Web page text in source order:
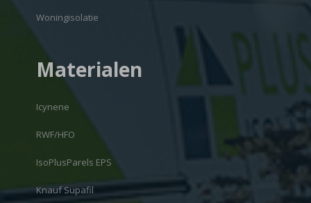
Woningisolatie
Materialen
Icynene
RWF/HFO
IsoPlusParels EPS
Knauf Supafil